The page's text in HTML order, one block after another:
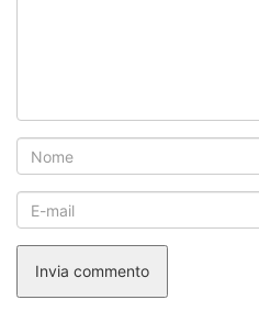
Invia commento